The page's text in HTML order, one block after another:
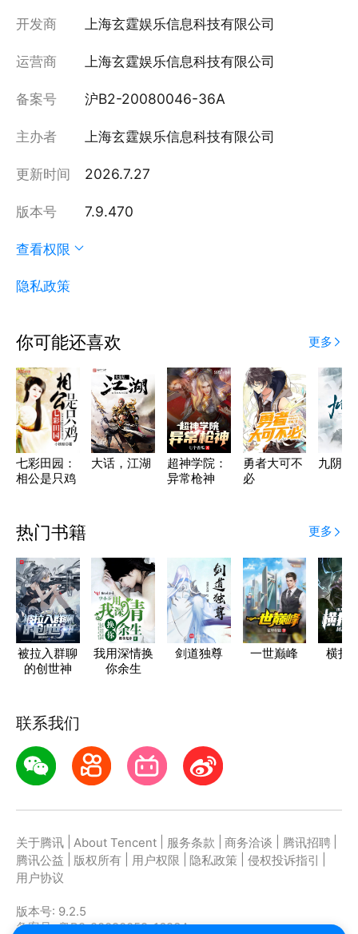
开发商 上海玄霆娱乐信息科技有限公司
运营商 上海玄霆娱乐信息科技有限公司
备案号 沪B2-20080046-36A
主办者 上海玄霆娱乐信息科技有限公司
更新时间 2026.7.27
版本号 7.9.470
查看权限
隐私政策
你可能还喜欢 更多
七彩田园：
相公是只鸡
大话，江湖
超神学院：
异常枪神
勇者大可不
必
九阴武
热门书籍 更多
被拉入群聊
的创世神
我用深情换
你余生
剑道独尊 一世巅峰 横扫
联系我们
关于腾讯 About Tencent 服务条款 商务洽谈 腾讯招聘
腾讯公益
版权所有 用户权限 隐私政策 侵权投诉指引
用户协议
版本号: 9.2.5
备案号: 粤B2-20090059-1623A